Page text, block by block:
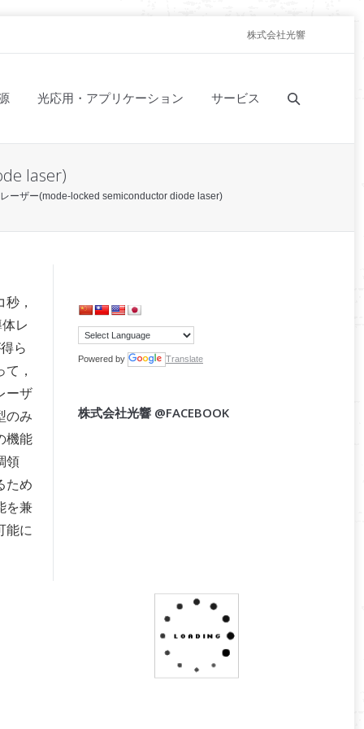
株式会社光響
光応用・アプリケーション サービス
laser)
ーザー(mode-locked semiconductor diode laser)
，
レ
ら
，
ーザ
のみ
機能
領
ため
を兼
能に
Powered by Translate
株式会社光響 @FACEBOOK